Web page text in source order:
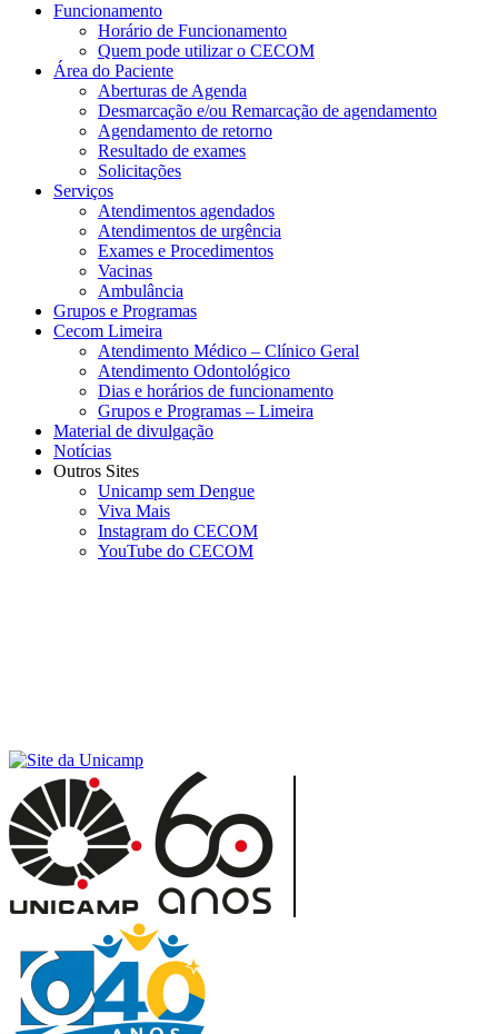
Funcionamento
Horário de Funcionamento
Quem pode utilizar o CECOM
Área do Paciente
Aberturas de Agenda
Desmarcação e/ou Remarcação de agendamento
Agendamento de retorno
Resultado de exames
Solicitações
Serviços
Atendimentos agendados
Atendimentos de urgência
Exames e Procedimentos
Vacinas
Ambulância
Grupos e Programas
Cecom Limeira
Atendimento Médico – Clínico Geral
Atendimento Odontológico
Dias e horários de funcionamento
Grupos e Programas – Limeira
Material de divulgação
Notícias
Outros Sites
Unicamp sem Dengue
Viva Mais
Instagram do CECOM
YouTube do CECOM